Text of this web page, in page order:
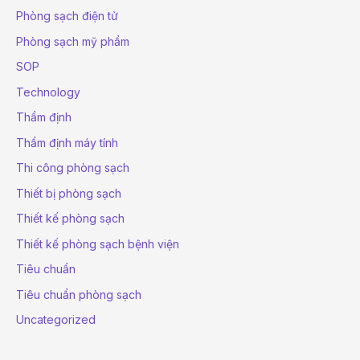
Phòng sạch điện tử
Phòng sạch mỹ phẩm
SOP
Technology
Thẩm định
Thẩm định máy tính
Thi công phòng sạch
Thiết bị phòng sạch
Thiết kế phòng sạch
Thiết kế phòng sạch bệnh viện
Tiêu chuẩn
Tiêu chuẩn phòng sạch
Uncategorized